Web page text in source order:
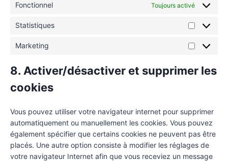
Fonctionnel Toujours activé
Statistiques
Marketing
8. Activer/désactiver et supprimer les
cookies
Vous pouvez utiliser votre navigateur internet pour supprimer
automatiquement ou manuellement les cookies. Vous pouvez
également spécifier que certains cookies ne peuvent pas être
placés. Une autre option consiste à modifier les réglages de
votre navigateur Internet afin que vous receviez un message